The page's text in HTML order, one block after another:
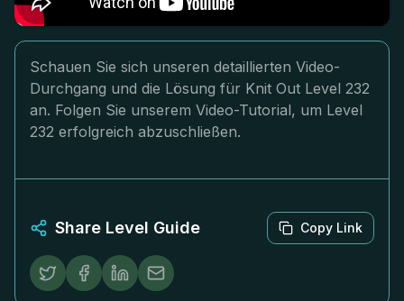
Schauen Sie sich unseren detaillierten Video-
Durchgang und die Lösung für Knit Out Level 232
an. Folgen Sie unserem Video-Tutorial, um Level
232 erfolgreich abzuschließen.
Share Level Guide Copy Link